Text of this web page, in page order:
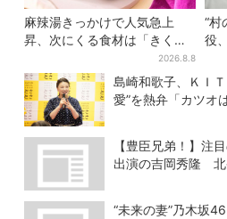
麻辣湯きっかけで人気急上
昇、次にくる食材は「きくら
げ」？ お菓子もヒット、購入
者9割超が女性
2026.8.8
“村
役
だ
で
島崎和歌子、ＫＩ
愛”を熱弁「カツオ
【豊臣兄弟！】注
出演の吉岡秀隆 北
“未来の妻”乃木坂